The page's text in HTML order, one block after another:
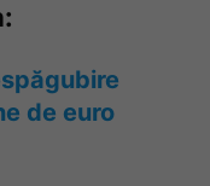
de euro